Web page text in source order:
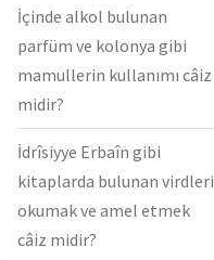
İçinde alkol bulunan
parfüm ve kolonya gibi
mamullerin kullanımı câiz
midir?
İdrîsiyye Erbaîn gibi
kitaplarda bulunan virdleri
okumak ve amel etmek
câiz midir?